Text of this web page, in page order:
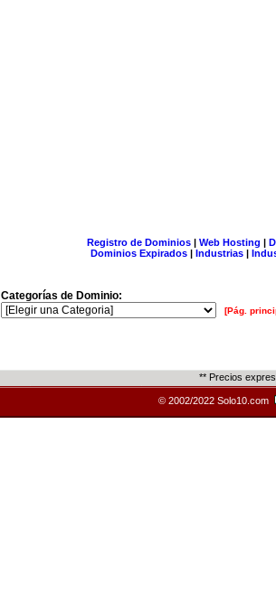
Registro de Dominios| Web Hosting |
Dominios Expirados | Industrias |
Categorías de Dominio:
[Pág.
** Precios
© 2002/2022 Solo10.com